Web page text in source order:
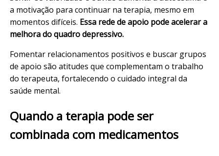
a motivação para continuar na terapia, mesmo em
momentos difíceis. Essa rede de apoio pode acelerar a
melhora do quadro depressivo.
Fomentar relacionamentos positivos e buscar grupos
de apoio são atitudes que complementam o trabalho
do terapeuta, fortalecendo o cuidado integral da
saúde mental.
Quando a terapia pode ser
combinada com medicamentos